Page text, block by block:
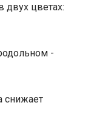
двух цветах:
-
снижает